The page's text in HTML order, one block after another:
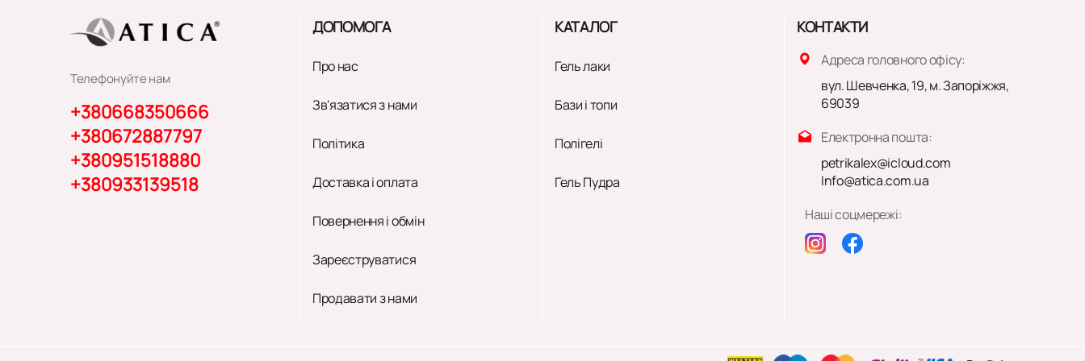
Телефонуйте нам
+380668350666
+380672887797
+380951518880
+380933139518
ДОПОМОГА
Про нас
Зв'язатися з нами
Політика
Доставка і оплата
Повернення і обмін
Зареєструватися
Продавати з нами
КАТАЛОГ
Гель лаки
Бази і топи
Полігелі
Гель Пудра
КОНТАКТИ
Адреса головного офісу:
вул. Шевченка, 19, м. Запоріжжя,
69039
Електронна пошта:
petrikalex@icloud.com
Info@atica.com.ua
Наші соцмережі: